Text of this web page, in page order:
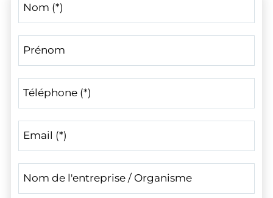
Nom (*)
Prénom
Téléphone (*)
Email (*)
Nom de l'entreprise / Organisme